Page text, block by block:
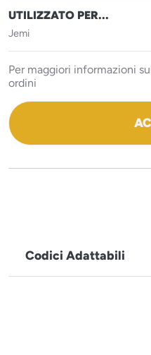
UTILIZZATO PER...
Jemi
Per maggiori informazioni
ordini
Codici Adattabili